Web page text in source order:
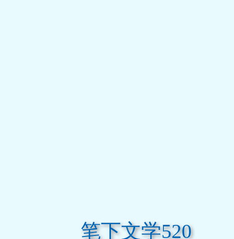
笔下文学520